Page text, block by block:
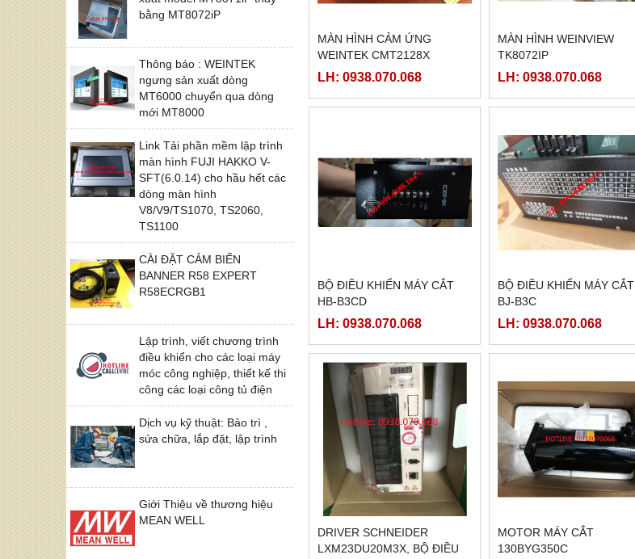
bằng MT8072iP
Thông báo : WEINTEK
ngưng sản xuất dòng
MT6000 chuyển qua dòng
mới MT8000
Link Tải phần mềm lập trình
màn hình FUJI HAKKO V-
SFT(6.0.14) cho hầu hết các
dòng màn hình
V8/V9/TS1070, TS2060,
TS1100
CÀI ĐẶT CẢM BIẾN
BANNER R58 EXPERT
R58ECRGB1
Lập trình, viết chương trình
điều khiển cho các loại máy
móc công nghiệp, thiết kế thi
công các loại công tủ điện
Dịch vụ kỹ thuật: Bảo trì ,
sửa chữa, lắp đặt, lập trình
Giới Thiệu về thương hiệu
MEAN WELL
MÀN HÌNH CẢM ỨNG
WEINTEK CMT2128X
LH: 0938.070.068
MÀN HÌNH WEINVIEW
TK8072IP
LH: 0938.070.068
BỘ ĐIỀU KHIỂN MÁY CẮT
HB-B3CD
LH: 0938.070.068
BỘ ĐIỀU KHIỂN MÁY CẮT
BJ-B3C
LH: 0938.070.068
DRIVER SCHNEIDER
LXM23DU20M3X, BỘ ĐIỀU
MOTOR MÁY CẮT
130BYG350C